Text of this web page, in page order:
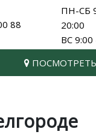
88
ПН-СБ
20:00
ВС 9:00